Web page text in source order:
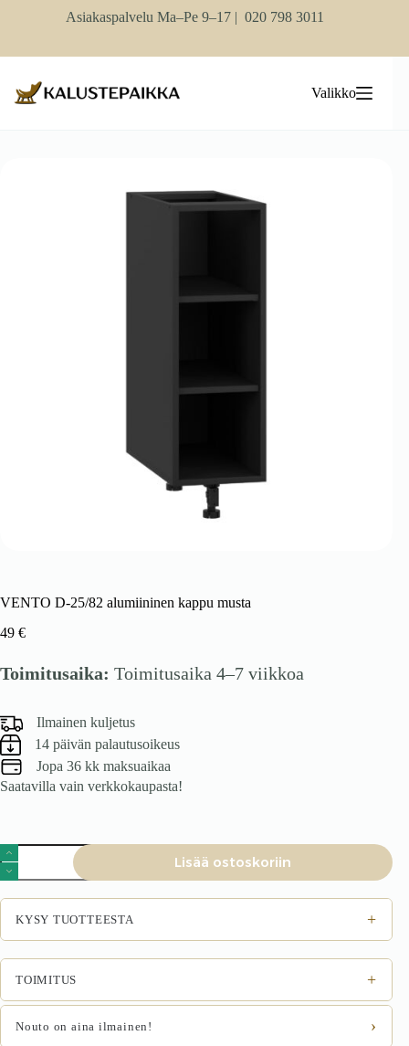
Asiakaspalvelu Ma–Pe 9–17 | 020 798 3011
Valikko
VENTO D-25/82 alumiininen kappu musta
49 €
Toimitusaika: Toimitusaika 4–7 viikkoa
Ilmainen kuljetus
14 päivän palautusoikeus
Jopa 36 kk maksuaikaa
Saatavilla vain verkkokaupasta!
VENTO
D-
25/82
alumiininen
kappu
musta
määrä
Lisää ostoskoriin
KYSY TUOTTEESTA +
TOIMITUS +
Nouto on aina ilmainen! ›